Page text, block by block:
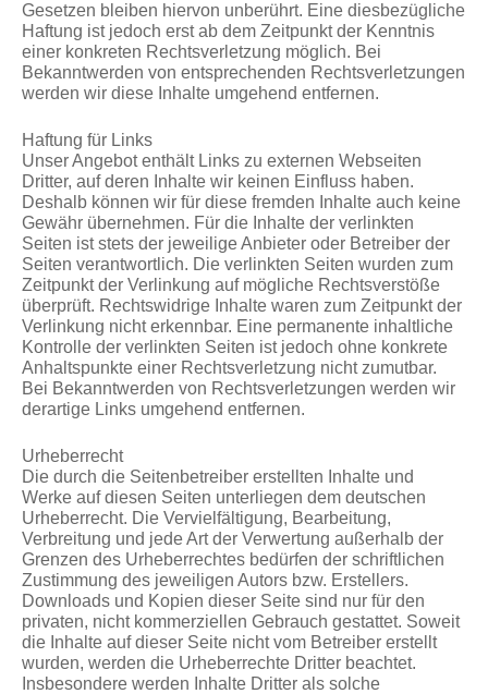
Gesetzen bleiben hiervon unberührt. Eine diesbezügliche
Haftung ist jedoch erst ab dem Zeitpunkt der Kenntnis
einer konkreten Rechtsverletzung möglich. Bei
Bekanntwerden von entsprechenden Rechtsverletzungen
werden wir diese Inhalte umgehend entfernen.
Haftung für Links
Unser Angebot enthält Links zu externen Webseiten
Dritter, auf deren Inhalte wir keinen Einfluss haben.
Deshalb können wir für diese fremden Inhalte auch keine
Gewähr übernehmen. Für die Inhalte der verlinkten
Seiten ist stets der jeweilige Anbieter oder Betreiber der
Seiten verantwortlich. Die verlinkten Seiten wurden zum
Zeitpunkt der Verlinkung auf mögliche Rechtsverstöße
überprüft. Rechtswidrige Inhalte waren zum Zeitpunkt der
Verlinkung nicht erkennbar. Eine permanente inhaltliche
Kontrolle der verlinkten Seiten ist jedoch ohne konkrete
Anhaltspunkte einer Rechtsverletzung nicht zumutbar.
Bei Bekanntwerden von Rechtsverletzungen werden wir
derartige Links umgehend entfernen.
Urheberrecht
Die durch die Seitenbetreiber erstellten Inhalte und
Werke auf diesen Seiten unterliegen dem deutschen
Urheberrecht. Die Vervielfältigung, Bearbeitung,
Verbreitung und jede Art der Verwertung außerhalb der
Grenzen des Urheberrechtes bedürfen der schriftlichen
Zustimmung des jeweiligen Autors bzw. Erstellers.
Downloads und Kopien dieser Seite sind nur für den
privaten, nicht kommerziellen Gebrauch gestattet. Soweit
die Inhalte auf dieser Seite nicht vom Betreiber erstellt
wurden, werden die Urheberrechte Dritter beachtet.
Insbesondere werden Inhalte Dritter als solche